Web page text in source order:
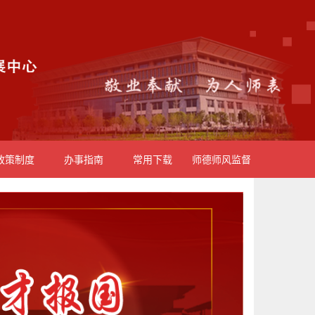
策制度 办事指南 常用下载 师德师风监督